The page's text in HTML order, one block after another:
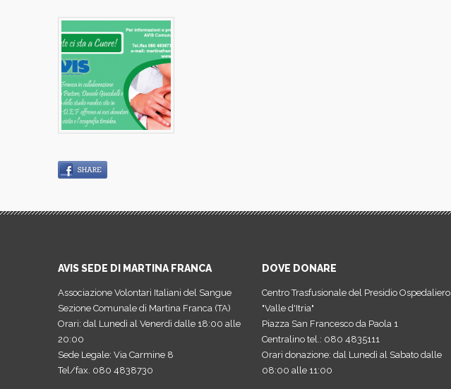
AVIS SEDE DI MARTINA FRANCA
Associazione Volontari Italiani del Sangue
Sezione Comunale di Martina Franca (TA)
Orari: dal Lunedì al Venerdì dalle 18:00 alle
20:00
Sede Legale: Via Carmine 8
Tel/fax. 080 4838730
DOVE DONARE
Centro Trasfusionale del Presidio Ospedaliero
"Valle d'Itria"
Piazza San Francesco da Paola 1
Centralino tel.: 080 4835111
Orari donazione: dal Lunedì al Sabato dalle
08:00 alle 11:00